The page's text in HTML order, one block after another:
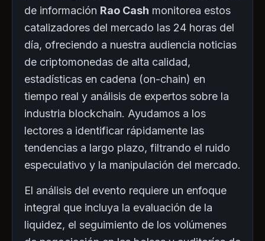
de información Rao Cash monitorea estos
catalizadores del mercado las 24 horas del
día, ofreciendo a nuestra audiencia noticias
de criptomonedas de alta calidad,
estadísticas en cadena (on-chain) en
tiempo real y análisis de expertos sobre la
industria blockchain. Ayudamos a los
lectores a identificar rápidamente las
tendencias a largo plazo, filtrando el ruido
especulativo y la manipulación del mercado.
El análisis del evento requiere un enfoque
integral que incluya la evaluación de la
liquidez, el seguimiento de los volúmenes